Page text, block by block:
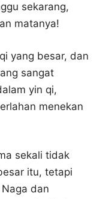
sekarang,
matanya!
yang besar, dan
sangat
yin qi,
menekan
sekali tidak
itu, tetapi
dan